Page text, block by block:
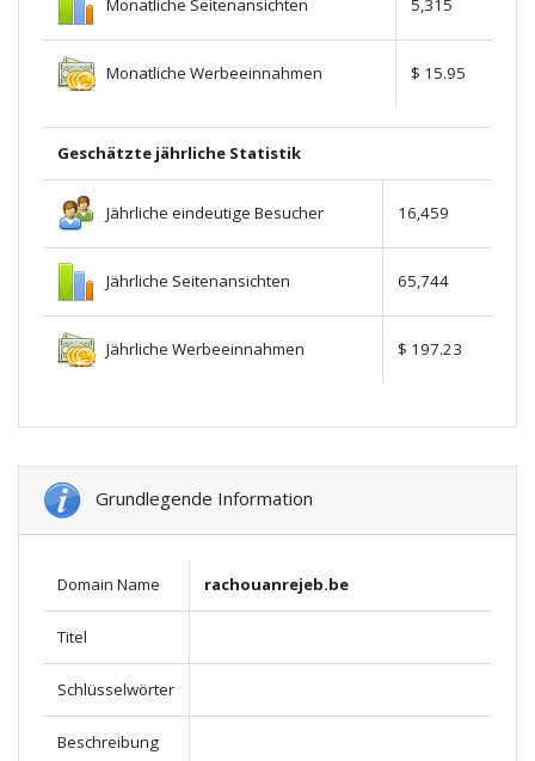
Monatliche Seitenansichten 5,315
Monatliche Werbeeinnahmen $ 15.95
Geschätzte jährliche Statistik
Jährliche eindeutige Besucher 16,459
Jährliche Seitenansichten 65,744
Jährliche Werbeeinnahmen $ 197.23
Grundlegende Information
Domain Name rachouanrejeb.be
Titel
Schlüsselwörter
Beschreibung